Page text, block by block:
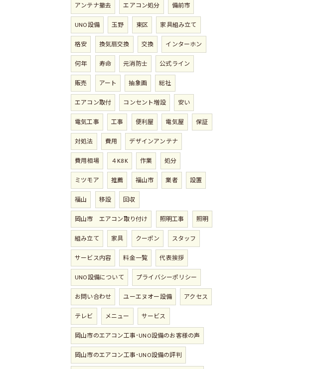
アンテナ撤去
エアコン処分
備前市
UNO設備
玉野 東区
家具組み立て
格安
換気扇交換 交換
インターホン
何年
寿命 元消防士
公式ライン
販売
アート 抽象画
総社
エアコン取付
コンセント増設
安い
電気工事
工事 便利屋 電気屋
保証
対処法
費用
デザインアンテナ
費用相場
４K8K 作業
処分
ミツモア
推薦 福山市 業者
設置
福山
移設
回収
岡山市 エアコン取り付け
照明工事
照明
組み立て
家具 クーポン
スタッフ
サービス内容
料金一覧
代表挨拶
UNO設備について
プライバシーポリシー
お問い合わせ
ユーエヌオー設備
アクセス
テレビ
メニュー
サービス
岡山市のエアコン工事･UNO設備のお客様の声
岡山市のエアコン工事･UNO設備の評判